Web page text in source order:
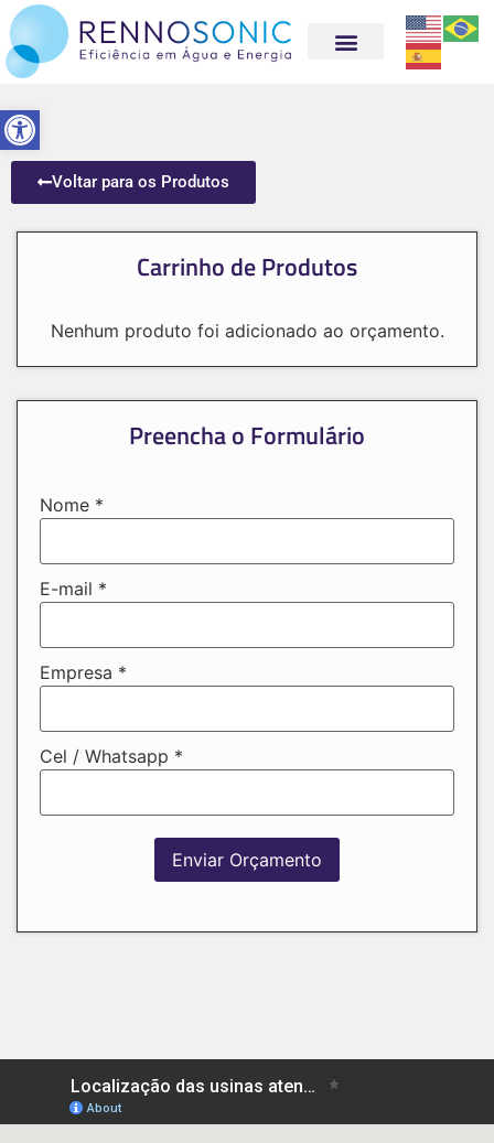
Abrir a barra de ferramentas
Voltar para os Produtos
Carrinho de Produtos
Nenhum produto foi adicionado ao orçamento.
Preencha o Formulário
Nome *
E-mail *
Empresa *
Cel / Whatsapp *
Enviar Orçamento